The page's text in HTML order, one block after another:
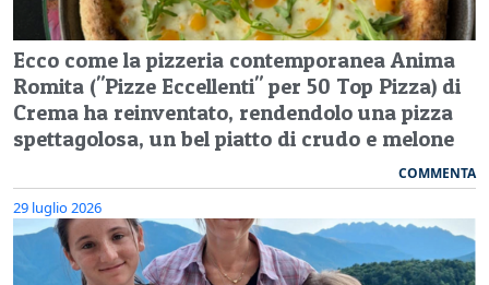
Ecco come la pizzeria contemporanea Anima
Romita ("Pizze Eccellenti" per 50 Top Pizza) di
Crema ha reinventato, rendendolo una pizza
spettagolosa, un bel piatto di crudo e melone
COMMENTA
29 luglio 2026